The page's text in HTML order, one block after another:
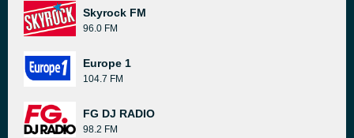
Skyrock FM
96.0 FM
Europe 1
104.7 FM
FG DJ RADIO
98.2 FM